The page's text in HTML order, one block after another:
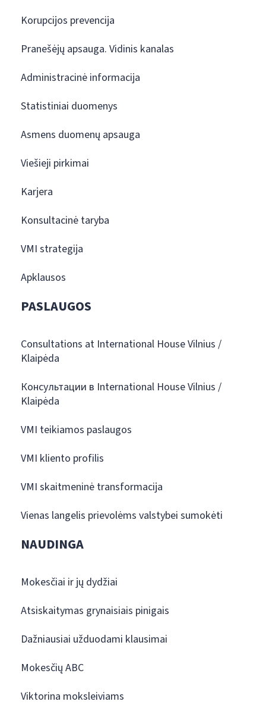
Korupcijos prevencija
Pranešėjų apsauga. Vidinis kanalas
Administracinė informacija
Statistiniai duomenys
Asmens duomenų apsauga
Viešieji pirkimai
Karjera
Konsultacinė taryba
VMI strategija
Apklausos
PASLAUGOS
Consultations at International House Vilnius /
Klaipėda
Консультации в International House Vilnius /
Klaipėda
VMI teikiamos paslaugos
VMI kliento profilis
VMI skaitmeninė transformacija
Vienas langelis prievolėms valstybei sumokėti
NAUDINGA
Mokesčiai ir jų dydžiai
Atsiskaitymas grynaisiais pinigais
Dažniausiai užduodami klausimai
Mokesčių ABC
Viktorina moksleiviams